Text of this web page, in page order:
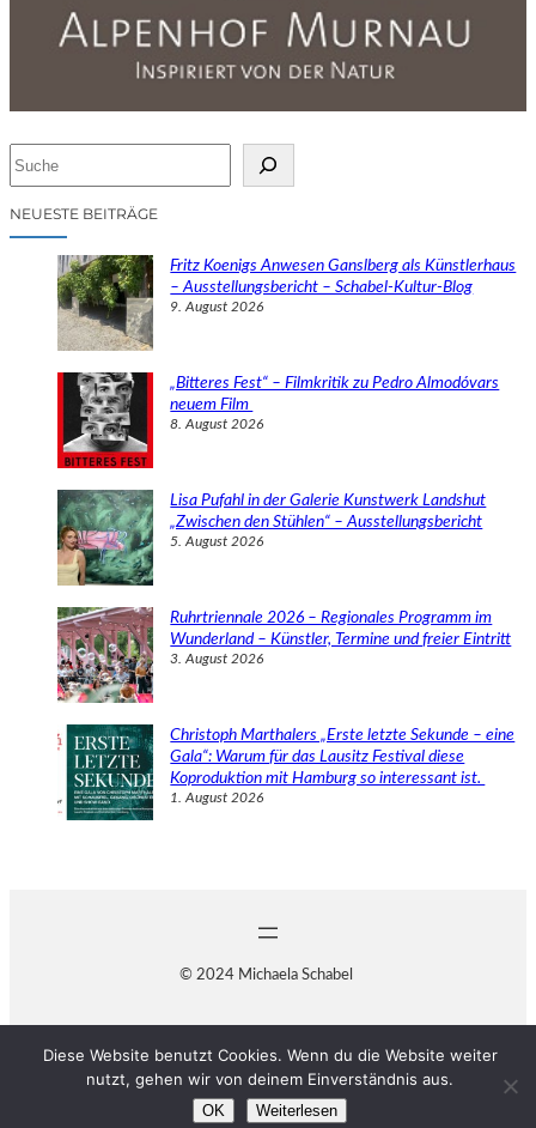
cNEUESTE BEITRÄGE
Fritz Koenigs Anwesen Ganslberg als Künstlerhaus
– Ausstellungsbericht – Schabel-Kultur-Blog
9. August 2026
„Bitteres Fest“ – Filmkritik zu Pedro Almodóvars
neuem Film
8. August 2026
Lisa Pufahl in der Galerie Kunstwerk Landshut
„Zwischen den Stühlen“ – Ausstellungsbericht
5. August 2026
Ruhrtriennale 2026 – Regionales Programm im
Wunderland – Künstler, Termine und freier Eintritt
3. August 2026
Christoph Marthalers „Erste letzte Sekunde – eine
Gala“: Warum für das Lausitz Festival diese
Koproduktion mit Hamburg so interessant ist.
1. August 2026
© 2024 Michaela Schabel
Diese Website benutzt Cookies. Wenn du die Website weiter
nutzt, gehen wir von deinem Einverständnis aus.
OK Weiterlesen